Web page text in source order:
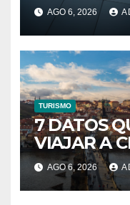
AGO 6, 2026
TURISMO
7 DATOS
VIAJAR A
AGO 6, 2026